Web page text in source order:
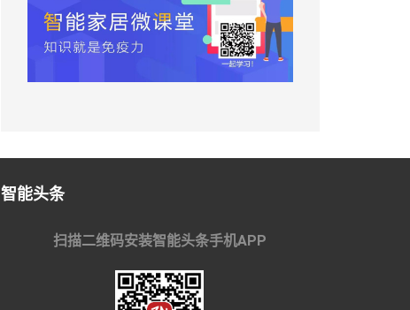
智能头条
扫描二维码安装智能头条手机APP